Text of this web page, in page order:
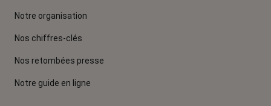
Notre organisation
Nos chiffres-clés
Nos retombées presse
Notre guide en ligne